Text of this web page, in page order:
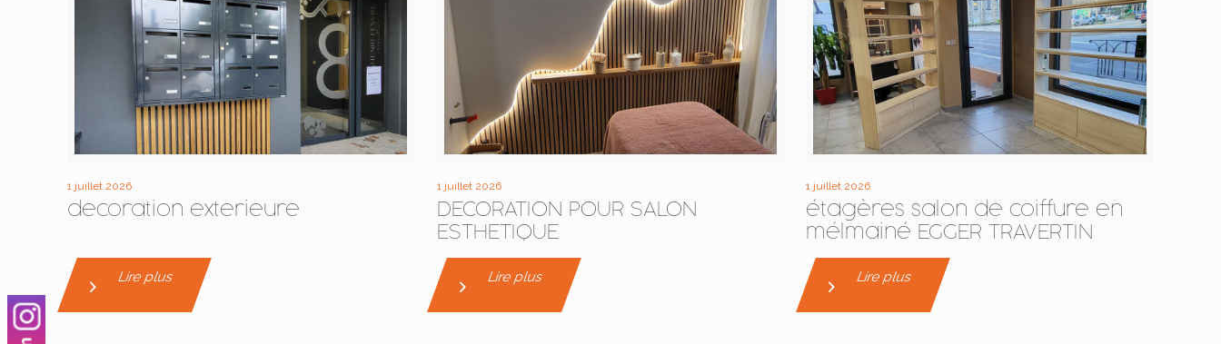
1 juillet 2026
decoration exterieure
Lire plus
1 juillet 2026
DECORATION POUR SALON
ESTHETIQUE
Lire plus
1 juillet 2026
étagères salon de coiffure en
mélmainé EGGER TRAVERTIN
Lire plus